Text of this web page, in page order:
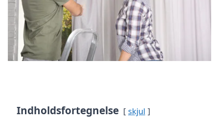
Indholdsfortegnelse skjul